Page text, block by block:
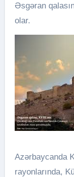
Əsgəran
olar.
Azərbaycanda
rayonlarında,